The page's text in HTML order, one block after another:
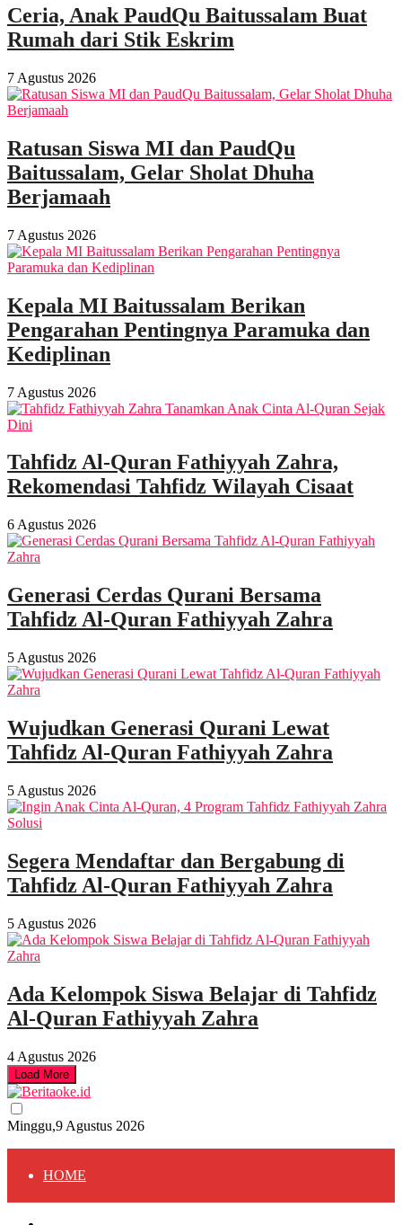
Ceria, Anak PaudQu Baitussalam Buat
Rumah dari Stik Eskrim
7 Agustus 2026
Ratusan Siswa MI dan PaudQu
Baitussalam, Gelar Sholat Dhuha
Berjamaah
7 Agustus 2026
Kepala MI Baitussalam Berikan
Pengarahan Pentingnya Paramuka dan
Kediplinan
7 Agustus 2026
Tahfidz Al-Quran Fathiyyah Zahra,
Rekomendasi Tahfidz Wilayah Cisaat
6 Agustus 2026
Generasi Cerdas Qurani Bersama
Tahfidz Al-Quran Fathiyyah Zahra
5 Agustus 2026
Wujudkan Generasi Qurani Lewat
Tahfidz Al-Quran Fathiyyah Zahra
5 Agustus 2026
Segera Mendaftar dan Bergabung di
Tahfidz Al-Quran Fathiyyah Zahra
5 Agustus 2026
Ada Kelompok Siswa Belajar di Tahfidz
Al-Quran Fathiyyah Zahra
4 Agustus 2026
Load More
Minggu,9 Agustus 2026
HOME